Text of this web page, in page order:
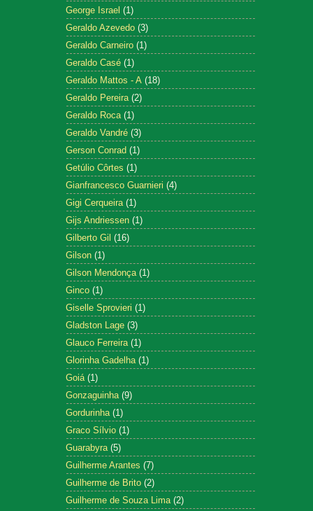
George Israel (1)
Geraldo Azevedo (3)
Geraldo Carneiro (1)
Geraldo Casé (1)
Geraldo Mattos - A (18)
Geraldo Pereira (2)
Geraldo Roca (1)
Geraldo Vandré (3)
Gerson Conrad (1)
Getúlio Côrtes (1)
Gianfrancesco Guarnieri (4)
Gigi Cerqueira (1)
Gijs Andriessen (1)
Gilberto Gil (16)
Gilson (1)
Gilson Mendonça (1)
Ginco (1)
Giselle Sprovieri (1)
Gladston Lage (3)
Glauco Ferreira (1)
Glorinha Gadelha (1)
Goiá (1)
Gonzaguinha (9)
Gordurinha (1)
Graco Sílvio (1)
Guarabyra (5)
Guilherme Arantes (7)
Guilherme de Brito (2)
Guilherme de Souza Lima (2)